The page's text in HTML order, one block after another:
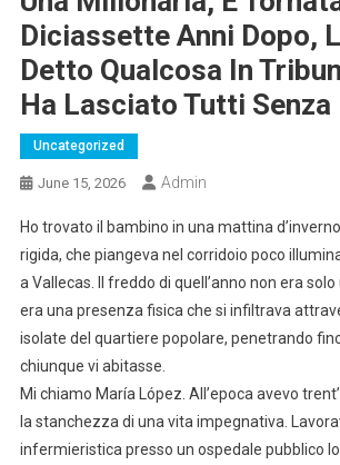
Diciassette Anni Dopo,
Detto Qualcosa In
Ha Lasciato Tutti Senza
Uncategorized
June 15, 2026 Admin
Ho trovato il bambino in una mattina
rigida, che piangeva nel corridoio poco
a Vallecas. Il freddo di quell’anno non era
era una presenza fisica che si infiltrava
isolate del quartiere popolare, penetrando
chiunque vi abitasse.
Mi chiamo María López. All’epoca avevo
la stanchezza di una vita impegnativa.
infermieristica presso un ospedale pubblico